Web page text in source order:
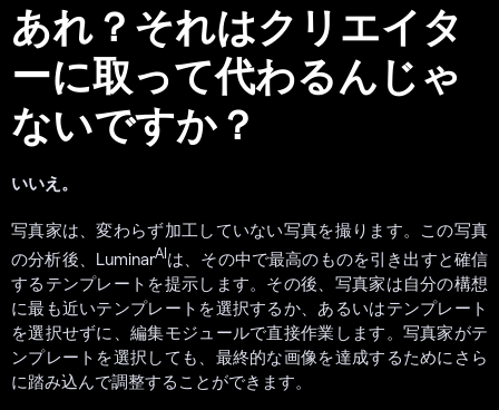
あれ？それはクリエイタ
ーに取って代わるんじゃ
ないですか？
いいえ。
写真家は、変わらず加工していない写真を撮ります。この写真
の分析後、LuminarAI は、その中で最高のものを引き出すと確信
するテンプレートを提示します。その後、写真家は自分の構想
に最も近いテンプレートを選択するか、あるいはテンプレート
を選択せずに、編集モジュールで直接作業します。写真家がテ
ンプレートを選択しても、最終的な画像を達成するためにさら
に踏み込んで調整することができます。